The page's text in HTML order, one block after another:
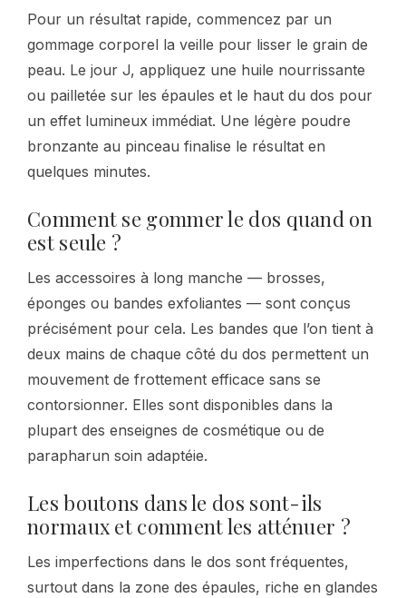
Pour un résultat rapide, commencez par un
gommage corporel la veille pour lisser le grain de
peau. Le jour J, appliquez une huile nourrissante
ou pailletée sur les épaules et le haut du dos pour
un effet lumineux immédiat. Une légère poudre
bronzante au pinceau finalise le résultat en
quelques minutes.
Comment se gommer le dos quand on
est seule ?
Les accessoires à long manche — brosses,
éponges ou bandes exfoliantes — sont conçus
précisément pour cela. Les bandes que l’on tient à
deux mains de chaque côté du dos permettent un
mouvement de frottement efficace sans se
contorsionner. Elles sont disponibles dans la
plupart des enseignes de cosmétique ou de
parapharun soin adaptéie.
Les boutons dans le dos sont-ils
normaux et comment les atténuer ?
Les imperfections dans le dos sont fréquentes,
surtout dans la zone des épaules, riche en glandes